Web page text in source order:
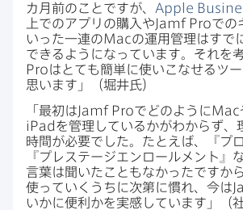
カ月前の​ことですが、 Apple
上での​アプリの​購入や Jamf Proでの​
いった​一連のMacの​運用管理は​すで
できるようになっています。​それを​
Proは​とても​簡単に​使いこなせる​ツ
思います」​（堀井氏）
「最初はJamf Proで​どのようにMac
iPad を​管理しているかが​わからず、​
時間が​必要でした。​たとえば、​『プ
『プレステージエンロールメント』
言葉は​聞いた​こともなかったですか
使っていく​うちに​次第に​慣れ、​今は
いかに​便利かを​実感しています」​（